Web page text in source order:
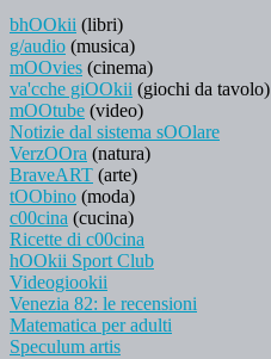
bhOOkii (libri)
g/audio (musica)
mOOvies (cinema)
va'cche giOOkii (giochi da tavolo)
mOOtube (video)
Notizie dal sistema sOOlare
VerzOOra (natura)
BraveART (arte)
tOObino (moda)
c00cina (cucina)
Ricette di c00cina
hOOkii Sport Club
Videogiookii
Venezia 82: le recensioni
Matematica per adulti
Speculum artis